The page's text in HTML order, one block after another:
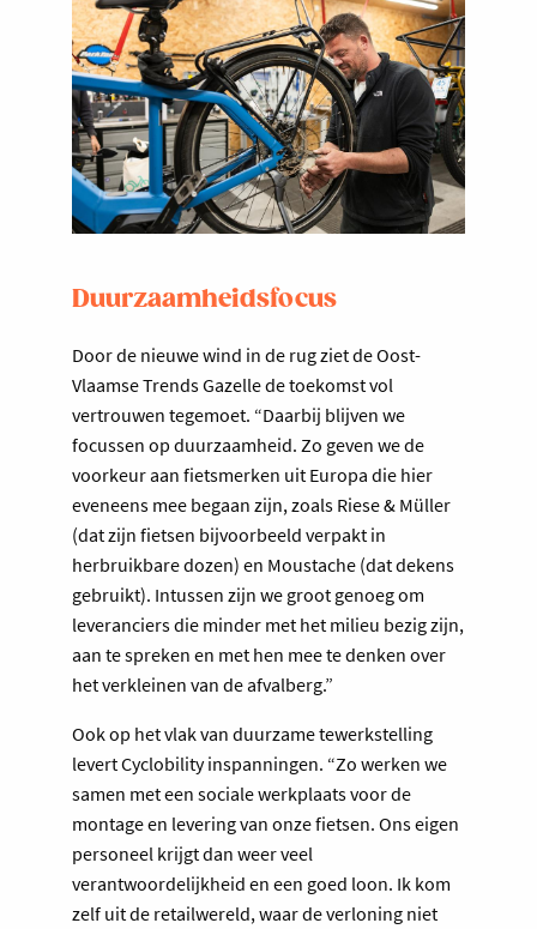
Duurzaamheidsfocus
Door de nieuwe wind in de rug ziet de Oost-
Vlaamse Trends Gazelle de toekomst vol
vertrouwen tegemoet. “Daarbij blijven we
focussen op duurzaamheid. Zo geven we de
voorkeur aan fietsmerken uit Europa die hier
eveneens mee begaan zijn, zoals Riese & Müller
(dat zijn fietsen bijvoorbeeld verpakt in
herbruikbare dozen) en Moustache (dat dekens
gebruikt). Intussen zijn we groot genoeg om
leveranciers die minder met het milieu bezig zijn,
aan te spreken en met hen mee te denken over
het verkleinen van de afvalberg.”
Ook op het vlak van duurzame tewerkstelling
levert Cyclobility inspanningen. “Zo werken we
samen met een sociale werkplaats voor de
montage en levering van onze fietsen. Ons eigen
personeel krijgt dan weer veel
verantwoordelijkheid en een goed loon. Ik kom
zelf uit de retailwereld, waar de verloning niet